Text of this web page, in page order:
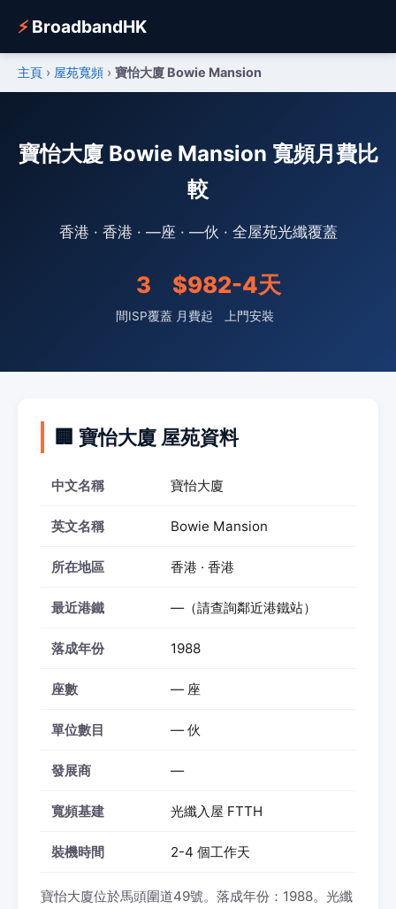
⚡BroadbandHK
主頁 › 屋苑寬頻 › 寶怡大廈 Bowie Mansion
寶怡大廈 Bowie Mansion 寬頻月費比
較
香港 · 香港 · —座 · —伙 · 全屋苑光纖覆蓋
3
間ISP覆蓋
$98
月費起
2-4天
上門安裝
🏢 寶怡大廈 屋苑資料
中文名稱 寶怡大廈
英文名稱 Bowie Mansion
所在地區 香港 · 香港
最近港鐵 —（請查詢鄰近港鐵站）
落成年份 1988
座數 — 座
單位數目 — 伙
發展商 —
寬頻基建 光纖入屋 FTTH
裝機時間 2-4 個工作天
寶怡大廈位於馬頭圍道49號。落成年份：1988。光纖